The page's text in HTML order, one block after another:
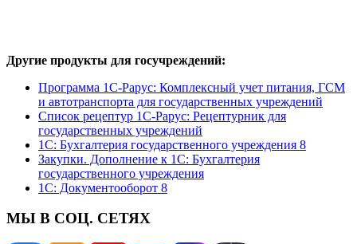
Другие продукты для госучреждений:
Программа 1С-Рарус: Комплексный учет питания, ГСМ
и автотранспорта для государственных учреждений
Список рецептур 1С-Рарус: Рецептурник для
государственных учреждений
1С: Бухгалтерия государственного учреждения 8
Закупки. Дополнение к 1С: Бухгалтерия
государственного учреждения
1С: Документооборот 8
МЫ В СОЦ. СЕТЯХ